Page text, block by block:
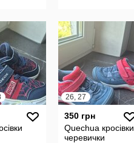
26, 27
350 грн
Quechua кросівки
черевички